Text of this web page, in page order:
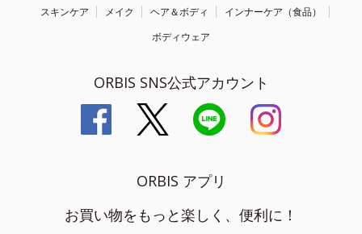
スキンケア メイク ヘア＆ボディ
インナーケア（食品）
ボディウェア
ORBIS SNS公式アカウント
ORBIS アプリ
お買い物をもっと楽しく、便利に！